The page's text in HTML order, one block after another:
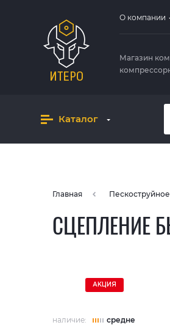
О компании
Магазин
Каталог
Главная
СЦЕПЛЕНИЕ
АКЦИЯ
наличие: средне